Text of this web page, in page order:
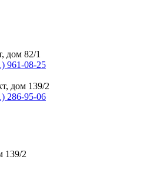
дом 82/1
961-08-25
дом 139/2
286-95-06
139/2